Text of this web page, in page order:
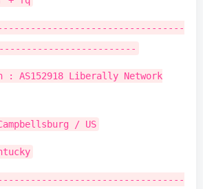
: AS152918 Liberally Network
/ US